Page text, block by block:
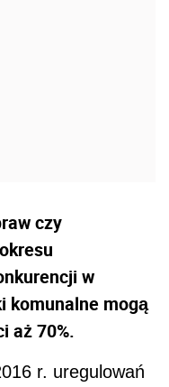
czy
w
komunalne mogą
aż 70%.
r. uregulowań